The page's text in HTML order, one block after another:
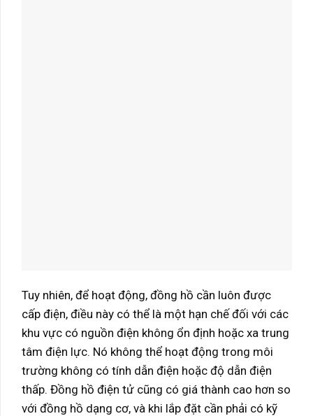
Tuy nhiên, để hoạt động, đồng hồ cần luôn được
cấp điện, điều này có thể là một hạn chế đối với các
khu vực có nguồn điện không ổn định hoặc xa trung
tâm điện lực. Nó không thể hoạt động trong môi
trường không có tính dẫn điện hoặc độ dẫn điện
thấp. Đồng hồ điện tử cũng có giá thành cao hơn so
với đồng hồ dạng cơ, và khi lắp đặt cần phải có kỹ